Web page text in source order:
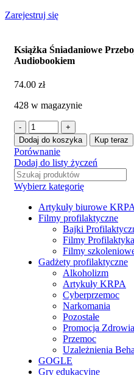
Zarejestruj się
Książka Śniadaniowe
Audiobookiem
74.00 zł
428 w magazynie
Dodaj do koszyka Kup teraz
Porównanie
Dodaj do listy życzeń
Wybierz kategorię
Artykuły biurowe KRPA
Filmy profilaktyczne
Bajki
Filmy
Filmy
Gadżety profilaktyczne
Alkoholizm
Artykuły KRPA
Cyberprzemoc
Narkomania
Pozostałe
Promocja Zdrowia
Przemoc
Uzależnienia
GOGLE
Gry edukacyjne